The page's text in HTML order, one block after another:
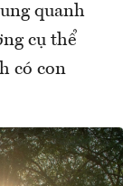
quanh
cụ thể
có con